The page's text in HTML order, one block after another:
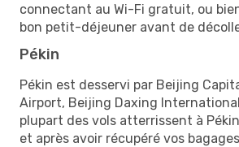
connectant au Wi-Fi gratuit, ou
bon petit-déjeuner avant de
Pékin
Pékin est desservi par Beijing
Airport, Beijing Daxing
plupart des vols atterrissent à
et après avoir récupéré vos